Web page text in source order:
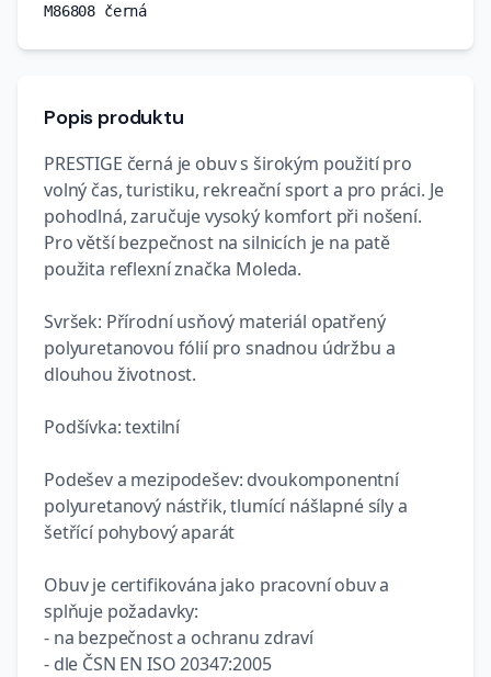
M86808 černá
Popis produktu
PRESTIGE černá je obuv s širokým použití pro
volný čas, turistiku, rekreační sport a pro práci. Je
pohodlná, zaručuje vysoký komfort při nošení.
Pro větší bezpečnost na silnicích je na patě
použita reflexní značka Moleda.
Svršek: Přírodní usňový materiál opatřený
polyuretanovou fólií pro snadnou údržbu a
dlouhou životnost.
Podšívka: textilní
Podešev a mezipodešev: dvoukomponentní
polyuretanový nástřik, tlumící nášlapné síly a
šetřící pohybový aparát
Obuv je certifikována jako pracovní obuv a
splňuje požadavky:
- na bezpečnost a ochranu zdraví
- dle ČSN EN ISO 20347:2005